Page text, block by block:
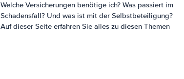
Welche Versicherungen benötige ich? Was passiert im
Schadensfall? Und was ist mit der Selbstbeteiligung?
Auf dieser Seite erfahren Sie alles zu diesen Themen